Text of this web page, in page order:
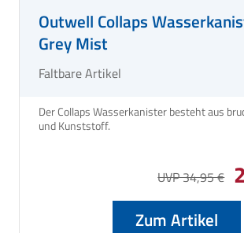
Outwell Collaps
Grey Mist
Faltbare Artikel
Der Collaps Wasserkanister besteht aus
UVP 34,95 €
Zum Artikel